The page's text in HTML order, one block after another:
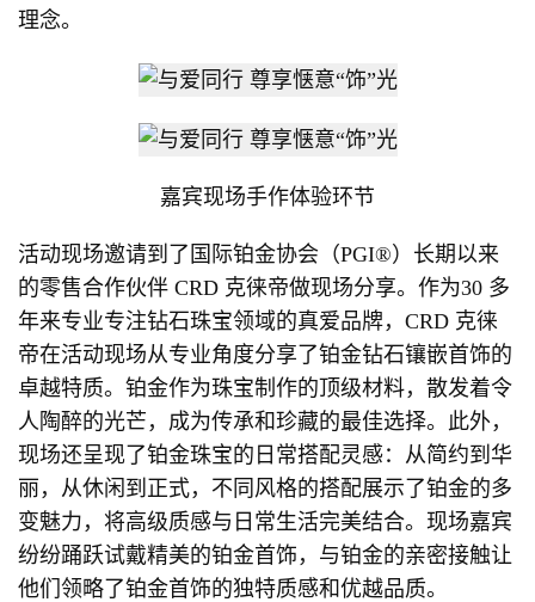
理念。
嘉宾现场手作体验环节
活动现场邀请到了国际铂金协会（PGI®）长期以来
的零售合作伙伴 CRD 克徕帝做现场分享。作为30 多
年来专业专注钻石珠宝领域的真爱品牌，CRD 克徕
帝在活动现场从专业角度分享了铂金钻石镶嵌首饰的
卓越特质。铂金作为珠宝制作的顶级材料，散发着令
人陶醉的光芒，成为传承和珍藏的最佳选择。此外，
现场还呈现了铂金珠宝的日常搭配灵感：从简约到华
丽，从休闲到正式，不同风格的搭配展示了铂金的多
变魅力，将高级质感与日常生活完美结合。现场嘉宾
纷纷踊跃试戴精美的铂金首饰，与铂金的亲密接触让
他们领略了铂金首饰的独特质感和优越品质。